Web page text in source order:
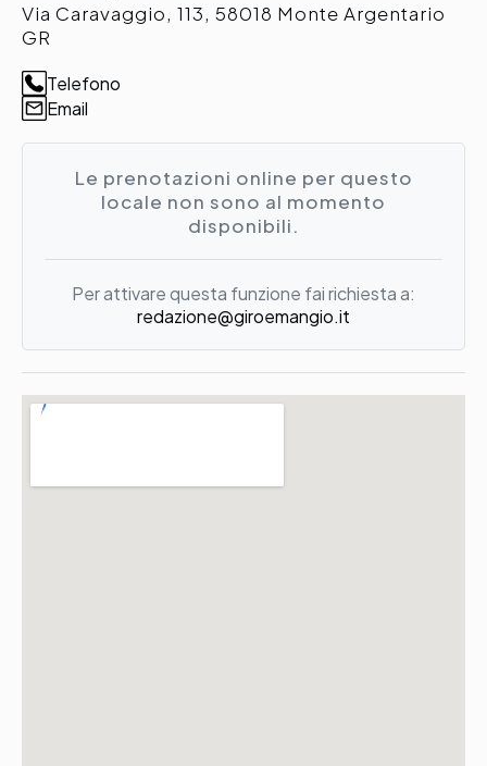
Via Caravaggio, 113, 58018 Monte Argentario
GR
Telefono
Email
Le prenotazioni online per questo
locale non sono al momento
disponibili.
Per attivare questa funzione fai richiesta a:
redazione@giroemangio.it